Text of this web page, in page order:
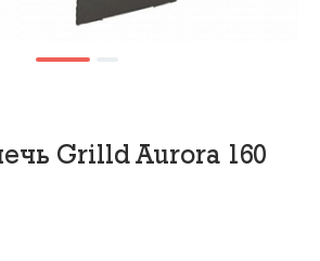
Grilld Aurora 160